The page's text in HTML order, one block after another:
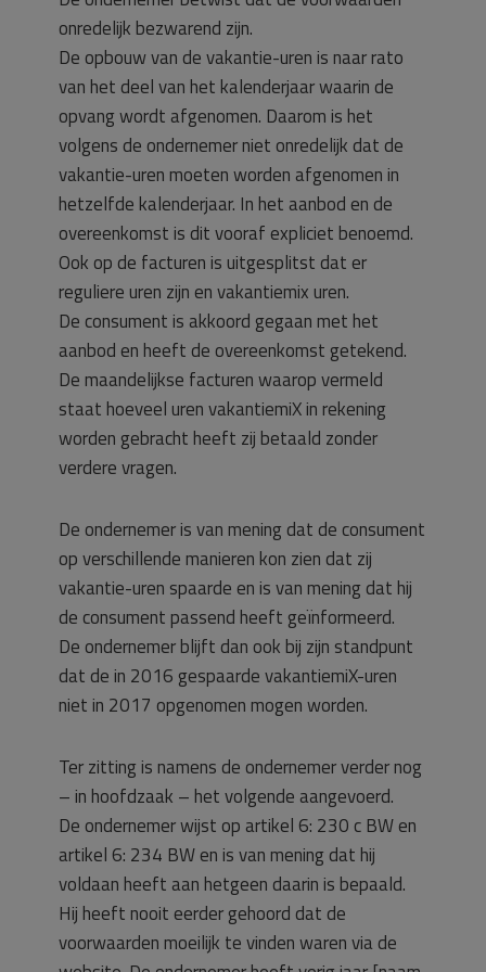
onredelijk bezwarend zijn.
De opbouw van de vakantie-uren is naar rato
van het deel van het kalenderjaar waarin de
opvang wordt afgenomen. Daarom is het
volgens de ondernemer niet onredelijk dat de
vakantie-uren moeten worden afgenomen in
hetzelfde kalenderjaar. In het aanbod en de
overeenkomst is dit vooraf expliciet benoemd.
Ook op de facturen is uitgesplitst dat er
reguliere uren zijn en vakantiemix uren.
De consument is akkoord gegaan met het
aanbod en heeft de overeenkomst getekend.
De maandelijkse facturen waarop vermeld
staat hoeveel uren vakantiemiX in rekening
worden gebracht heeft zij betaald zonder
verdere vragen.
De ondernemer is van mening dat de consument
op verschillende manieren kon zien dat zij
vakantie-uren spaarde en is van mening dat hij
de consument passend heeft geïnformeerd.
De ondernemer blijft dan ook bij zijn standpunt
dat de in 2016 gespaarde vakantiemiX-uren
niet in 2017 opgenomen mogen worden.
Ter zitting is namens de ondernemer verder nog
– in hoofdzaak – het volgende aangevoerd.
De ondernemer wijst op artikel 6: 230 c BW en
artikel 6: 234 BW en is van mening dat hij
voldaan heeft aan hetgeen daarin is bepaald.
Hij heeft nooit eerder gehoord dat de
voorwaarden moeilijk te vinden waren via de